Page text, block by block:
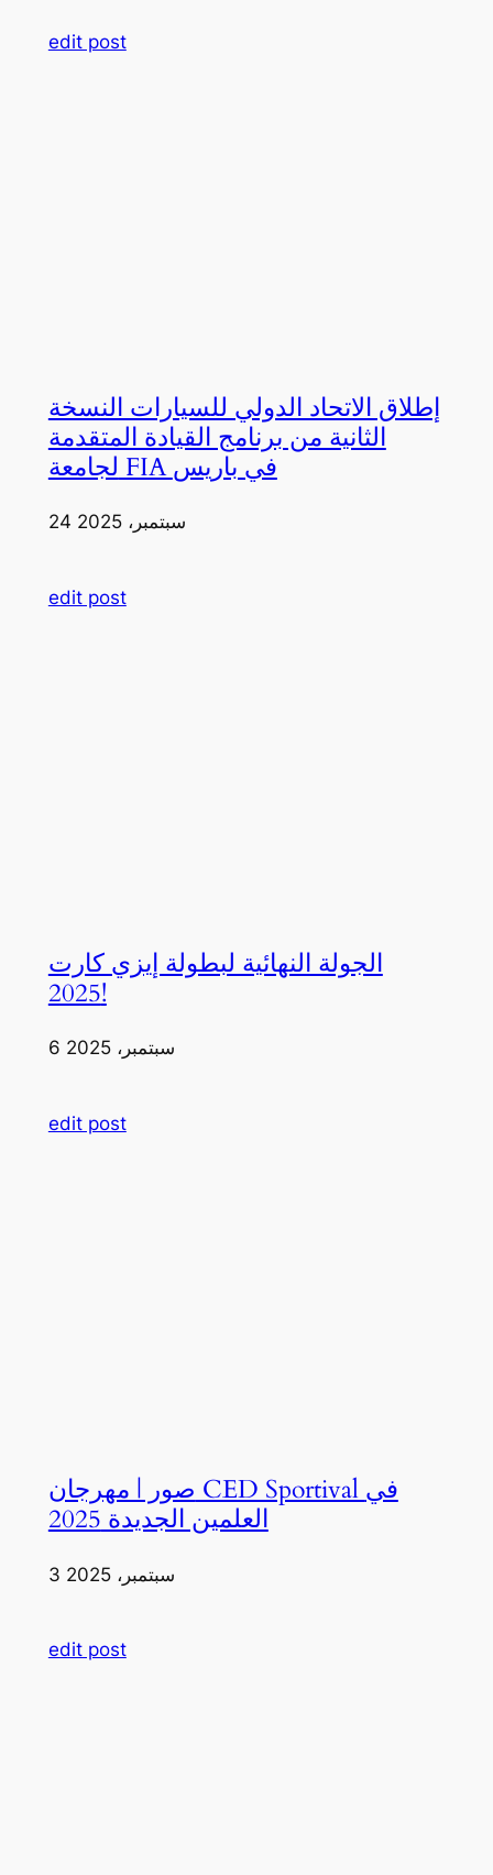
edit post
إطلاق الاتحاد الدولي للسيارات النسخة
الثانية من برنامج القيادة المتقدمة
لجامعة FIA في باريس
24 سبتمبر، 2025
edit post
الجولة النهائية لبطولة إيزي كارت
2025!
6 سبتمبر، 2025
edit post
صور | مهرجان CED Sportival في
العلمين الجديدة 2025
3 سبتمبر، 2025
edit post